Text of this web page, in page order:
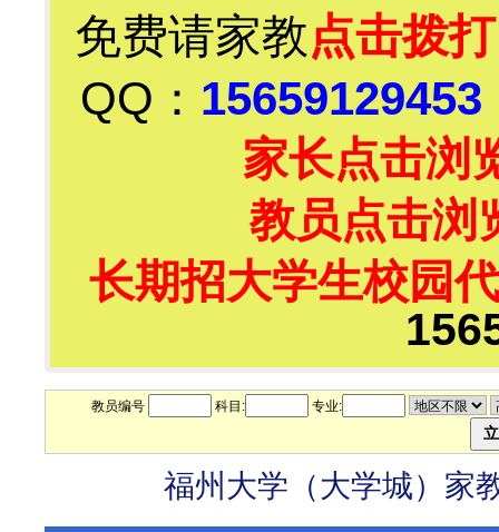
免费请家教点击拨打
QQ： 15659129453
家长点击浏
教员点击
长期招大学生校园
教员编号 科目: 专业:
福州大学（大学城）家